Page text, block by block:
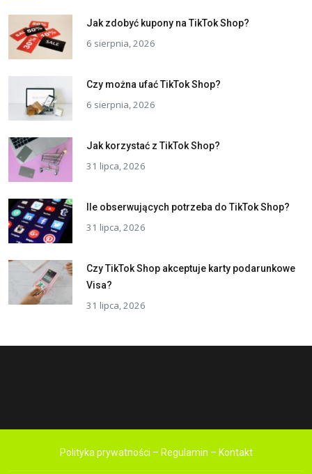
Jak zdobyć kupony na TikTok Shop?
6 sierpnia, 2026
Czy można ufać TikTok Shop?
6 sierpnia, 2026
Jak korzystać z TikTok Shop?
31 lipca, 2026
Ile obserwujących potrzeba do TikTok Shop?
31 lipca, 2026
Czy TikTok Shop akceptuje karty podarunkowe
Visa?
31 lipca, 2026
Polityka prywatności – Regulamin – Kontakt